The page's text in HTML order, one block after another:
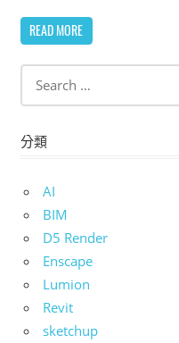
READ MORE
分類
AI
BIM
D5 Render
Enscape
Lumion
Revit
sketchup